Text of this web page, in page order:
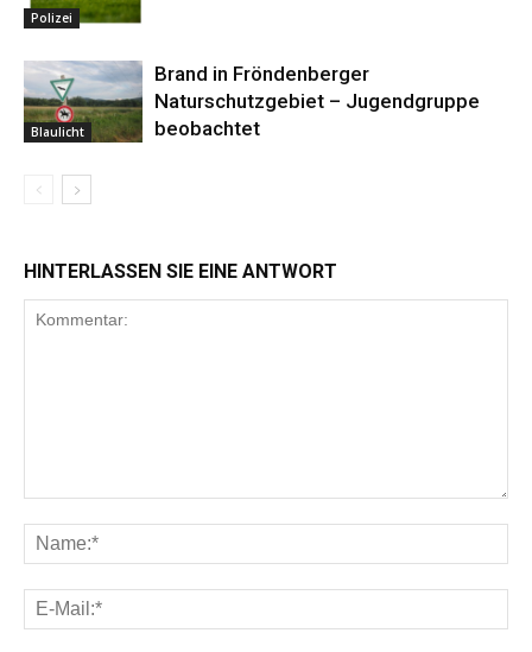
Polizei
Blaulicht
Brand in Fröndenberger
Naturschutzgebiet – Jugendgruppe
beobachtet
HINTERLASSEN SIE EINE ANTWORT